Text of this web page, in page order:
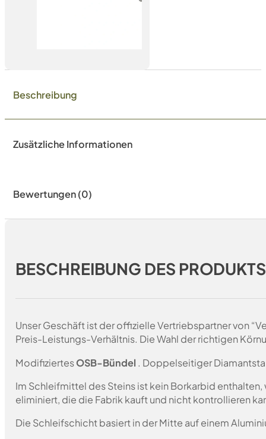
Beschreibung
Zusätzliche Informationen
Bewertungen (0)
BESCHREIBUNG DES PRODUKTS
Unser Geschäft ist der offizielle Vertriebspartner von
Preis-Leistungs-Verhältnis. Die Wahl der richtigen
ModifiziertesOSB-Bündel . Doppelseitiger
Im Schleifmittel des Steins ist kein Borkarbid
eliminiert, die die Fabrik kauft und nicht kontrollieren
Die Schleifschicht basiert in der Mitte auf einem